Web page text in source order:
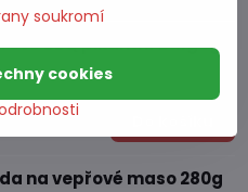
BBQ pikantní Bulgogi
na vepřové maso 280g
soukromí
cookies